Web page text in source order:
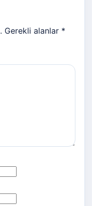
Gerekli alanlar *